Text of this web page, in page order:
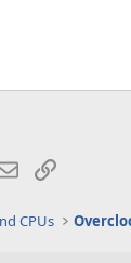
E-MailLink
CPUs